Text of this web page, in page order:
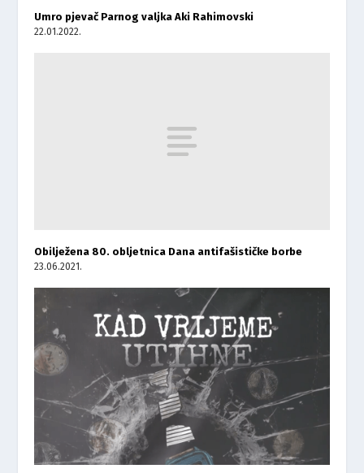
Umro pjevač Parnog valjka Aki Rahimovski
22.01.2022.
Obilježena 80. obljetnica Dana antifašističke borbe
23.06.2021.